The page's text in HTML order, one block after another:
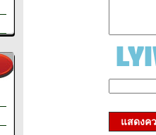
แสดงค